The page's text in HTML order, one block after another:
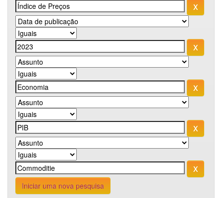
Iniciar uma nova pesquisa